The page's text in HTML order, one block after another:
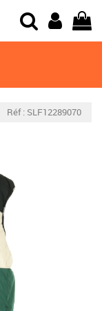
Réf : SLF12289070